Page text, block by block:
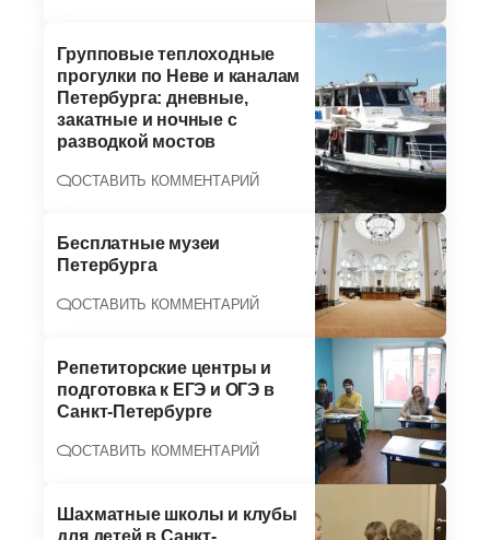
Групповые теплоходные
прогулки по Неве и каналам
Петербурга: дневные,
закатные и ночные с
разводкой мостов
ОСТАВИТЬ КОММЕНТАРИЙ
Бесплатные музеи
Петербурга
ОСТАВИТЬ КОММЕНТАРИЙ
Репетиторские центры и
подготовка к ЕГЭ и ОГЭ в
Санкт-Петербурге
ОСТАВИТЬ КОММЕНТАРИЙ
Шахматные школы и клубы
для детей в Санкт-